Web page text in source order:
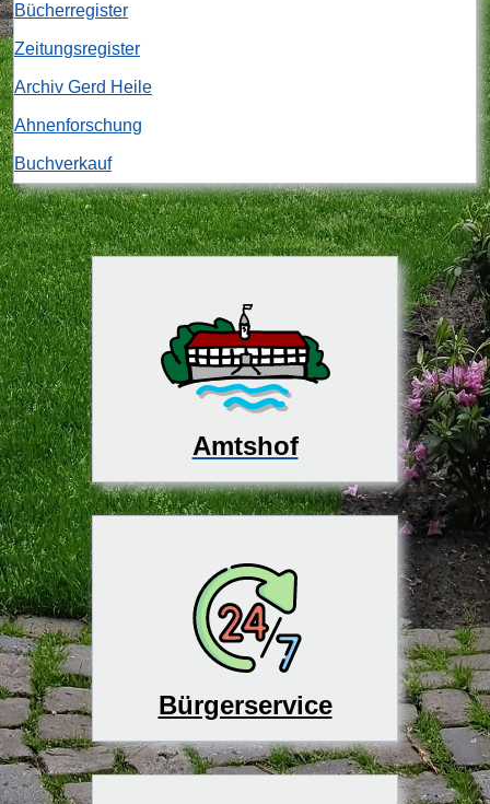
Bücherregister
Zeitungsregister
Archiv Gerd Heile
Ahnenforschung
Buchverkauf
Amtshof
Bürgerservice